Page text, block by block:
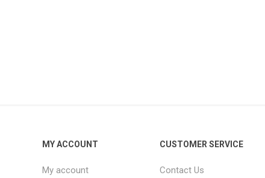
MY ACCOUNT
My account
CUSTOMER SERVICE
Contact Us